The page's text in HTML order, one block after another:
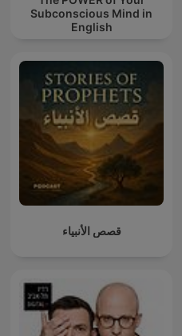
Subconscious Mind in
English
قصص الأنبياء